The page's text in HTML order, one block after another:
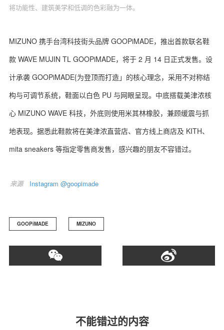
将功能性、建筑美学和低调的色彩融为一体。
MIZUNO 携手台湾科技街头品牌 GOOPiMADE，推出首款联名鞋
款 WAVE MUJIN TL GOOPiMADE，将于 2 月 14 日正式发售。设
计承袭 GOOPiMADE{为登顶而打造」的核心理念，采用不对称结
构与可调节系统，鞋面以白色 PU 与网眼呈现。中底搭载美津浓核
心 MIZUNO WAVE 科技，外底则使用米其林橡胶，兼顾缓震与抓
地表现。据悉此鞋款将在美津浓直营店、官方线上商店及 KITH、
mita sneakers 等指定零售商发售，感兴趣的朋友不容错过。
来源 Instagram @goopimade
GOOPiMADE MIZUNO
不能错过的内容